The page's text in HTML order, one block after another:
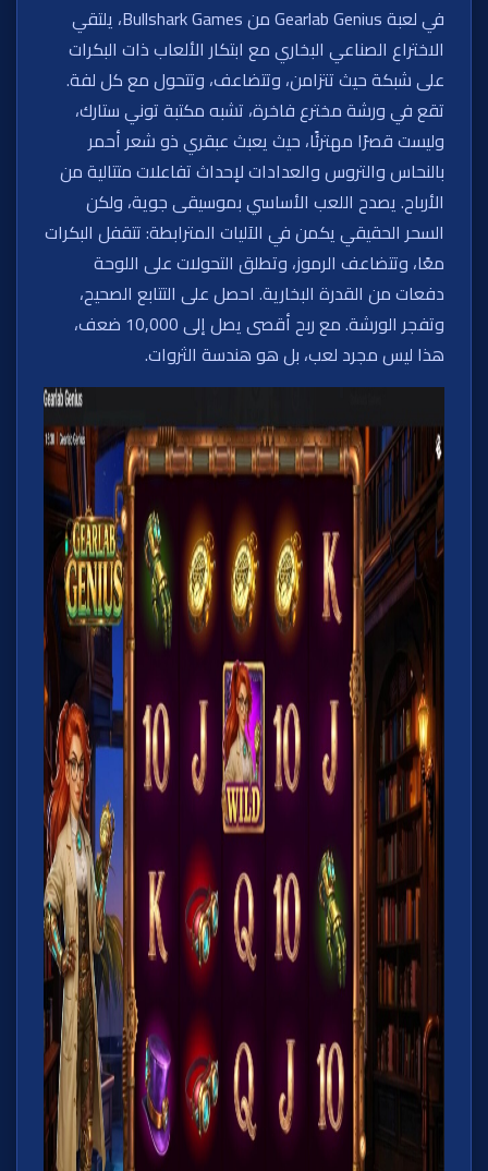
في لعبة Gearlab Genius من Bullshark Games، يلتقي
الاختراع الصناعي البخاري مع ابتكار الألعاب ذات البكرات
على شبكة حيث تتزامن، وتتضاعف، وتتحول مع كل لفة.
تقع في ورشة مخترع فاخرة، تشبه مكتبة توني ستارك،
وليست قصرًا مهترئًا، حيث يعبث عبقري ذو شعر أحمر
بالنحاس والتروس والعدادات لإحداث تفاعلات متتالية من
الأرباح. يصدح اللعب الأساسي بموسيقى جوية، ولكن
السحر الحقيقي يكمن في الآليات المترابطة: تتقفل البكرات
معًا، وتتضاعف الرموز، وتطلق التحولات على اللوحة
دفعات من القدرة البخارية. احصل على التتابع الصحيح،
وتفجر الورشة. مع ربح أقصى يصل إلى 10,000 ضعف،
هذا ليس مجرد لعب، بل هو هندسة الثروات.